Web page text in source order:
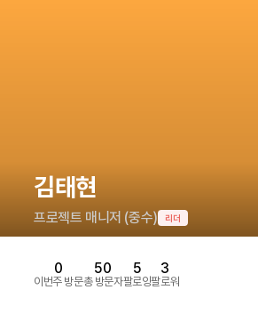
김태현
프로젝트 매니저 (중수) 리더
이번주 방문
0
총 방문자
50
팔로잉
5
팔로워
3